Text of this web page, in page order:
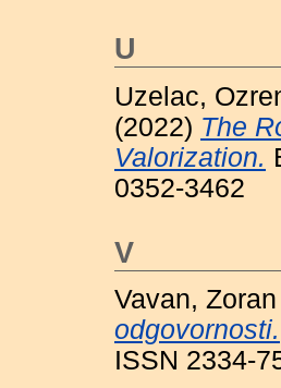
U
Uzelac,
(2022) The
Valorization.
0352-3462
V
Vavan, Zoran
odgovornosti.
ISSN 2334-